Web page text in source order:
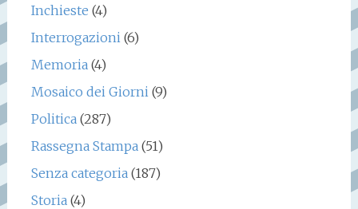
Inchieste (4)
Interrogazioni(6)
Memoria(4)
Mosaico dei Giorni(9)
Politica(287)
Rassegna Stampa(51)
Senza categoria(187)
Storia(4)